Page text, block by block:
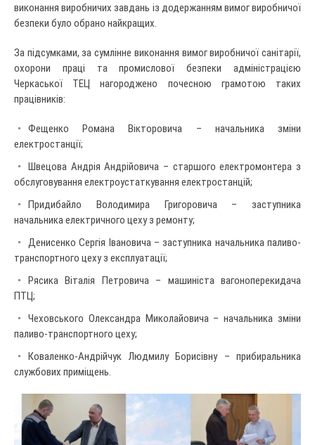
виконання виробничих завдань із додержанням вимог виробничої
безпеки було обрано найкращих.
За підсумками, за сумлінне виконання вимог виробничої санітарії,
охорони праці та промислової безпеки адміністрацією
Черкаської ТЕЦ нагороджено почесною грамотою таких
працівників:
Фещенко Романа Вікторовича – начальника зміни
електростанції;
Швецова Андрія Андрійовича – старшого електромонтера з
обслуговування електроустаткування електростанцій;
Придибайло Володимира Григоровича – заступника
начальника електричного цеху з ремонту;
Денисенко Сергія Івановича – заступника начальника паливо-
транспортного цеху з експлуатації;
Рясика Віталія Петровича – машиніста вагоноперекидача
ПТЦ;
Чеховського Олександра Миколайовича – начальника зміни
паливо-транспортного цеху;
Коваленко-Андрійчук Людмилу Борисівну – прибиральника
службових приміщень.